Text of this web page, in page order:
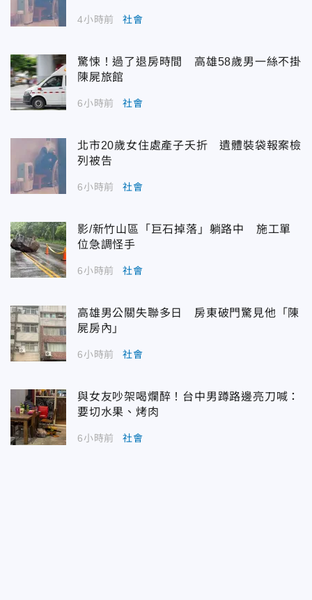
4小時前 社會
驚悚！過了退房時間 高雄58歲男一絲不掛
陳屍旅館
6小時前 社會
北市20歲女住處產子夭折 遺體裝袋報案檢
列被告
6小時前 社會
影/新竹山區「巨石掉落」躺路中 施工單
位急調怪手
6小時前 社會
高雄男公關失聯多日 房東破門驚見他「陳
屍房內」
6小時前 社會
與女友吵架喝爛醉！台中男蹲路邊亮刀喊：
要切水果、烤肉
6小時前 社會